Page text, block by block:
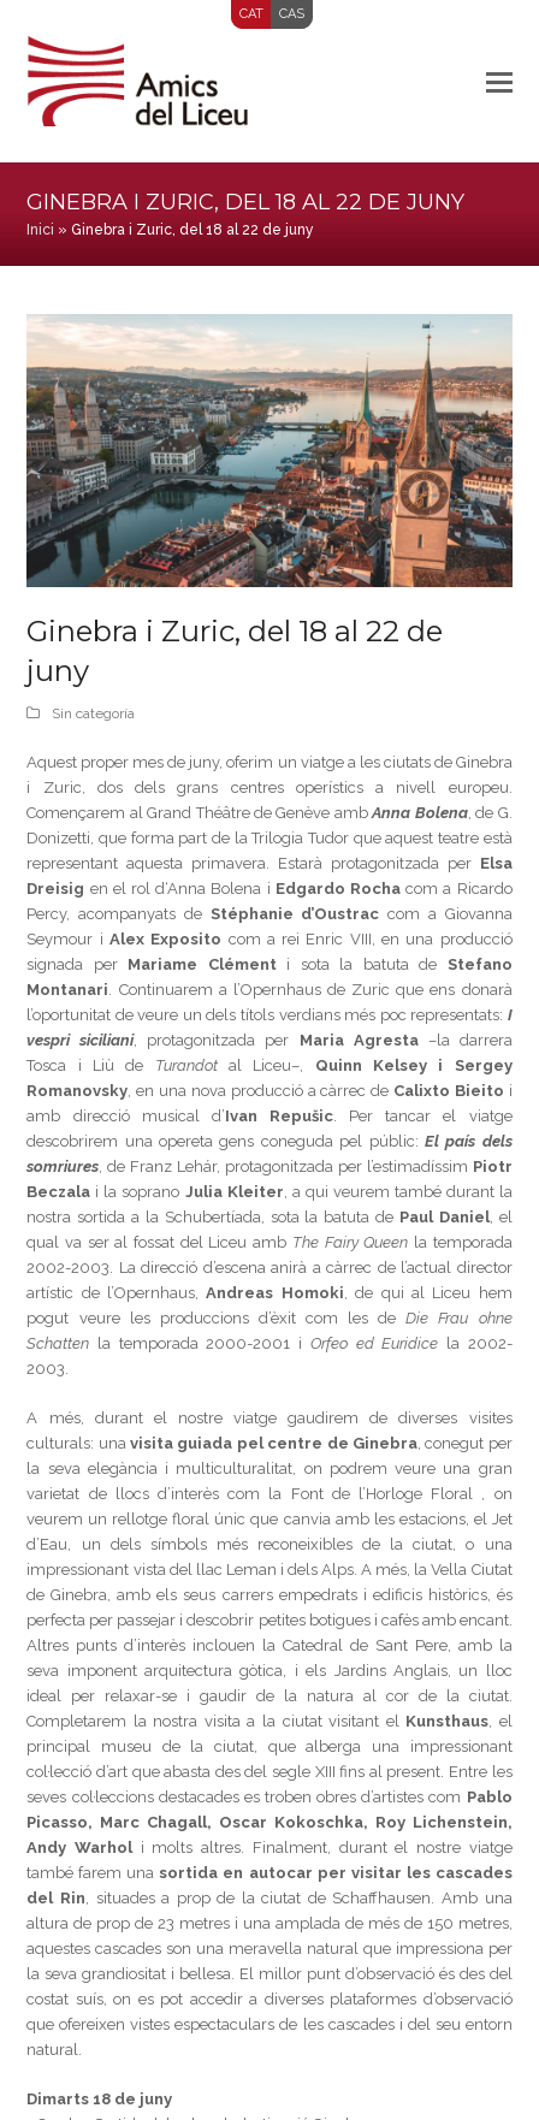
CAT CAS
GINEBRA I ZURIC, DEL 18 AL 22 DE JUNY
Inici »Ginebra i Zuric, del 18 al 22 de juny
Ginebra i Zuric, del 18 al 22 de
juny
Sin categoría
Aquest proper mes de juny, oferim un viatge a les ciutats de Ginebra
i Zuric, dos dels grans centres operístics a nivell europeu.
Començarem al Grand Théâtre de Genève ambAnna Bolena, de G.
Donizetti, que forma part de la Trilogia Tudor que aquest teatre està
representant aquesta primavera. Estarà protagonitzada per Elsa
Dreisig en el rol d‘Anna Bolena i Edgardo Rocha com a Ricardo
Percy, acompanyats de Stéphanie d’Oustraccom a Giovanna
Seymour i Alex Exposito com a rei Enric VIII, en una producció
signada per Mariame Clémenti sota la batuta de Stefano
Montanari . Continuarem a l’Opernhaus de Zuric que ens donarà
l’oportunitat de veure un dels títols verdians més poc representats: I
vespri siciliani, protagonitzada per Maria Agresta –la darrera
Tosca i Liù de Turandotal Liceu–, Quinn Kelsey i Sergey
Romanovsky , en una nova producció a càrrec de Calixto Bieito i
amb direcció musical d’Ivan Repušic . Per tancar el viatge
descobrirem una opereta gens coneguda pel públic: El país dels
somriures , de Franz Lehár, protagonitzada per l’estimadíssim Piotr
Beczala i la soprano Julia Kleiter , a qui veurem també durant la
nostra sortida a la Schubertíada, sota la batuta de Paul Daniel, el
qual va ser al fossat del Liceu amb The Fairy Queen la temporada
2002-2003. La direcció d’escena anirà a càrrec de l’actual director
artístic de l’Opernhaus,Andreas Homoki , de qui al Liceu hem
pogut veure les produccions d’èxit com les deDie Frau ohne
Schatten
la temporada 2000-2001 i Orfeo ed Euridice
la 2002-
2003.
A més, durant el nostre viatge gaudirem de diverses visites
culturals: una visita guiada pel centre de Ginebra, conegut per
la seva elegància i multiculturalitat, on podrem veure una gran
varietat de llocs d’interès com la Font de l’Horloge Floral , on
veurem un rellotge floral únic que canvia amb les estacions, el Jet
d’Eau, un dels símbols més reconeixibles de la ciutat, o una
impressionant vista del llac Leman i dels Alps. A més, la Vella Ciutat
de Ginebra, amb els seus carrers empedrats i edificis històrics, és
perfecta per passejar i descobrir petites botigues i cafès amb encant.
Altres punts d’interès inclouen la Catedral de Sant Pere, amb la
seva imponent arquitectura gòtica, i els Jardins Anglais, un lloc
ideal per relaxar-se i gaudir de la natura al cor de la ciutat.
Completarem la nostra visita a la ciutat visitant el
Kunsthaus , el
principal museu de la ciutat, que alberga una impressionant
col·lecció d’art que abasta des del segle XIII fins al present. Entre les
seves col·leccions destacades es troben obres d’artistes com Pablo
Picasso, Marc Chagall, Oscar Kokoschka, Roy Lichenstein,
Andy Warholi molts altres. Finalment, durant el nostre viatge
també farem unasortida en autocar per visitar les cascades
del Rin , situades a prop de la ciutat de Schaffhausen. Amb una
altura de prop de 23 metres i una amplada de més de 150 metres,
aquestes cascades son una meravella natural que impressiona per
la seva grandiositat i bellesa. El millor punt d’observació és des del
costat suís, on es pot accedir a diverses plataformes d’observació
que ofereixen vistes espectaculars de les cascades i del seu entorn
natural.
Dimarts 18 de juny